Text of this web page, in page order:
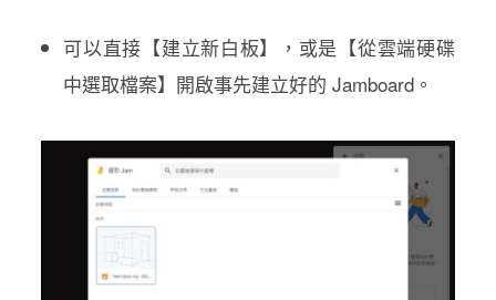
可以直接【建立新白板】，或是【從雲端硬碟
中選取檔案】開啟事先建立好的 Jamboard。